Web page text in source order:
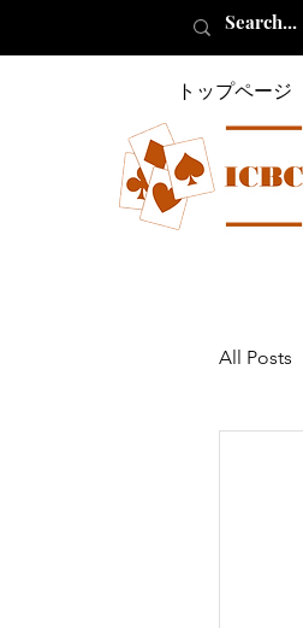
トップページ
All Posts